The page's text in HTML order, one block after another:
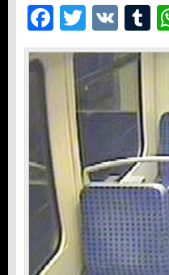
Facebook
Twitter
VK